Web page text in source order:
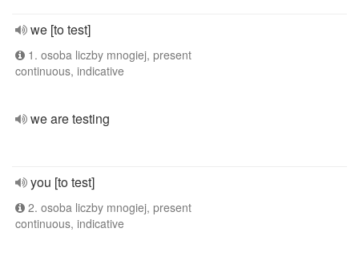
we [to test]
1. osoba liczby mnogiej, present
continuous, indicative
we are testing
you [to test]
2. osoba liczby mnogiej, present
continuous, indicative